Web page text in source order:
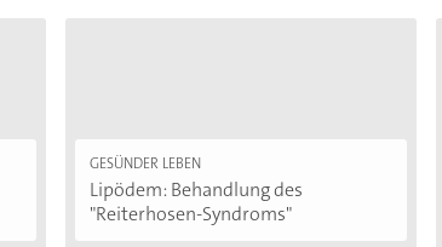
GESÜNDER LEBEN
Lipödem: Behandlung des
"Reiterhosen-Syndroms"